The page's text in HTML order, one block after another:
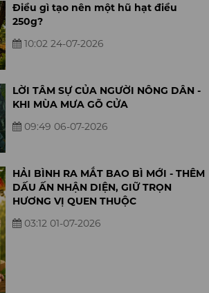
Điều gì tạo nên một hũ hạt điều
250g?
10:02 24-07-2026
LỜI TÂM SỰ CỦA NGƯỜI NÔNG DÂN -
KHI MÙA MƯA GÕ CỬA
09:49 06-07-2026
HẢI BÌNH RA MẮT BAO BÌ MỚI - THÊM
DẤU ẤN NHẬN DIỆN, GIỮ TRỌN
HƯƠNG VỊ QUEN THUỘC
03:12 01-07-2026